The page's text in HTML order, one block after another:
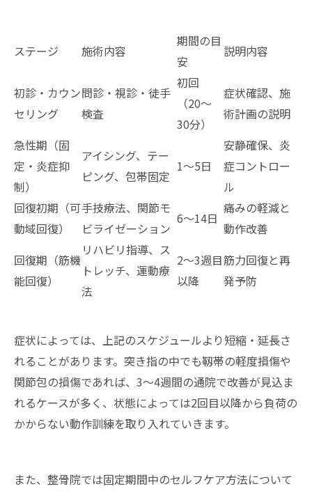
ステージ 施術内容
期間の目
安
説明内容
初診・カウン
セリング
問診・視診・徒手
検査
初回
（20〜
30分）
症状確認、施
術計画の説明
急性期（固
定・炎症抑
制）
アイシング、テー
ピング、包帯固定
1〜5日
安静確保、炎
症コントロー
ル
回復初期（可
動域回復）
手技療法、関節モ
ビライゼーション
6〜14日
痛みの軽減と
動作改善
回復期（筋機
能回復）
リハビリ指導、ス
トレッチ、運動療
法
2〜3週目
以降
筋力回復と再
発予防
症状によっては、上記のスケジュールより短縮・延長さ
れることがあります。突き指の中でも靱帯の軽度損傷や
関節包の損傷であれば、3〜4週間の通院で改善が見込ま
れるケースが多く、状態によっては2回目以降から負荷の
かからない動作訓練を取り入れていきます。
また、整骨院では固定期間中のセルフケア方法について